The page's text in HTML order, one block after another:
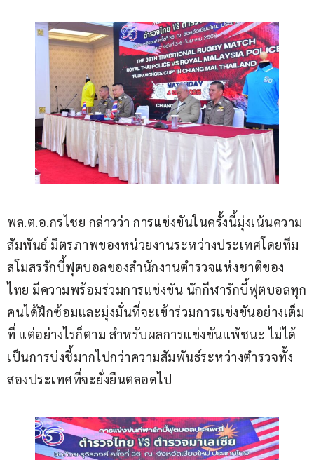
พล.ต.อ.กรไชย กล่าวว่า การแข่งขันในครั้งนี้มุ่งเน้นความ
สัมพันธ์ มิตรภาพของหน่วยงานระหว่างประเทศโดยทีม
สโมสรรักบี้ฟุตบอลของสำนักงานตำรวจแห่งชาติของ
ไทย มีความพร้อมร่วมการแข่งขัน นักกีฬารักบี้ฟุตบอลทุก
คนได้ฝึกซ้อมและมุ่งมั่นที่จะเข้าร่วมการแข่งขันอย่างเต็ม
ที่ แต่อย่างไรก็ตาม สำหรับผลการแข่งขันแพ้ชนะ ไม่ได้
เป็นการบ่งชี้มากไปกว่าความสัมพันธ์ระหว่างตำรวจทั้ง
สองประเทศที่จะยั่งยืนตลอดไป